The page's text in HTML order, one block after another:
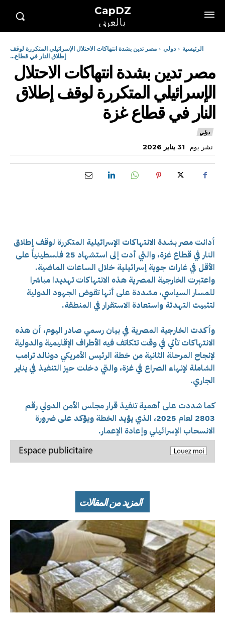
CapDZ
بالعربي
الرئيسية دولي
مصر تدين بشدة انتهاكات الاحتلال الإسرائيلي المتكررة لوقف
إطلاق النار في قطاع...
مصر تدين بشدة انتهاكات الاحتلال
الإسرائيلي المتكررة لوقف إطلاق
النار في قطاع غزة
دولي
نشر يوم 31 يناير 2026
أدانت مصر بشدة الانتهاكات الإسرائيلية المتكررة لوقف إطلاق
النار في قطاع غزة، والتي أدت إلى استشهاد 25 فلسطينياً على
الأقل في غارات جوية إسرائيلية خلال الساعات الماضية.
واعتبرت الخارجية المصرية هذه الانتهاكات تهديدا مباشرا
للمسار السياسي، مشددة على أنها تقوض الجهود الدولية
لتثبيت التهدئة واستعادة الاستقرار في المنطقة.
وأكدت الخارجية المصرية في بيان رسمي صادر اليوم، أن هذه
الانتهاكات تأتي في وقت تتكاتف فيه الأطراف الإقليمية والدولية
لإنجاح المرحلة الثانية من خطة الرئيس الأمريكي دونالد ترامب
الشاملة لإنهاء الصراع في غزة، والتي دخلت حيز التنفيذ في يناير
الجاري.
كما شددت على أهمية تنفيذ قرار مجلس الأمن الدولي رقم
2803 لعام 2025، الذي يؤيد الخطة ويؤكد على ضرورة
الانسحاب الإسرائيلي وإعادة الإعمار.
المزيد من المقالات